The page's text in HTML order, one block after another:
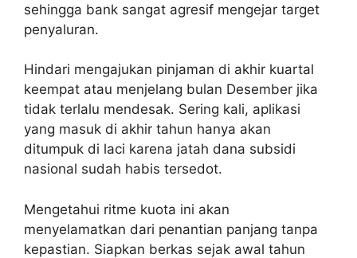
sehingga bank sangat agresif mengejar target
penyaluran.
Hindari mengajukan pinjaman di akhir kuartal
keempat atau menjelang bulan Desember jika
tidak terlalu mendesak. Sering kali, aplikasi
yang masuk di akhir tahun hanya akan
ditumpuk di laci karena jatah dana subsidi
nasional sudah habis tersedot.
Mengetahui ritme kuota ini akan
menyelamatkan dari penantian panjang tanpa
kepastian. Siapkan berkas sejak awal tahun